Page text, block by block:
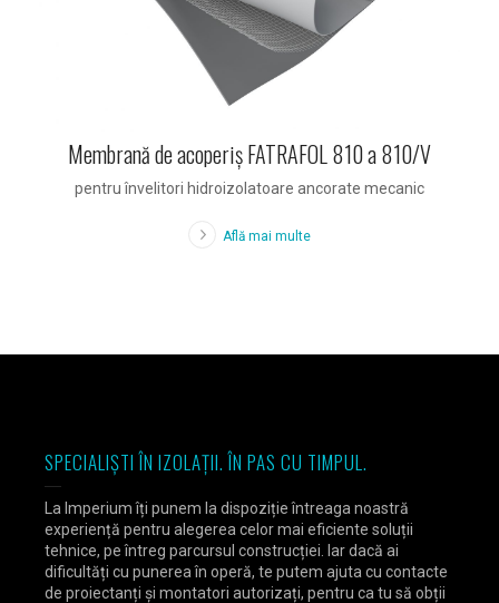
Membrană de acoperiș FATRAFOL 810 a 810/V
pentru învelitori hidroizolatoare ancorate mecanic
Află mai multe
SPECIALIȘTI ÎN IZOLAȚII. ÎN PAS CU TIMPUL.
La Imperium îți punem la dispoziție întreaga noastră
experiență pentru alegerea celor mai eficiente soluții
tehnice, pe întreg parcursul construcției. Iar dacă ai
dificultăți cu punerea în operă, te putem ajuta cu contacte
de proiectanți și montatori autorizați, pentru ca tu să obții